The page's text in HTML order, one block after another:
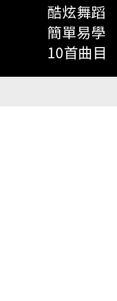
酷炫舞蹈
簡單易學
10首曲目